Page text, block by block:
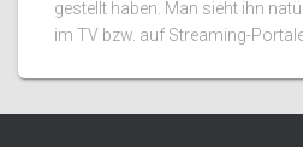
gestellt haben. Man sieht ihn
im TV bzw. auf Streaming-